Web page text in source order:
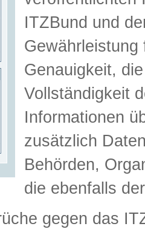
ITZBund und
Genauigkeit,
Vollständigkeit
Informationen
zusätzlich
Behörden,
die ebenfalls
gegen das